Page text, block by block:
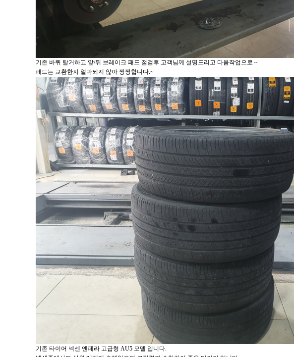
기존 바퀴 탈거하고 앞/뒤 브레이크 패드 점검후 고객님께 설명드리고 다음작업으로 ~
패드는 교환한지 얼마되지 않아 짱짱합니다.~
기존 타이어 넥센 엔페라 고급형 AU5 모델 입니다.